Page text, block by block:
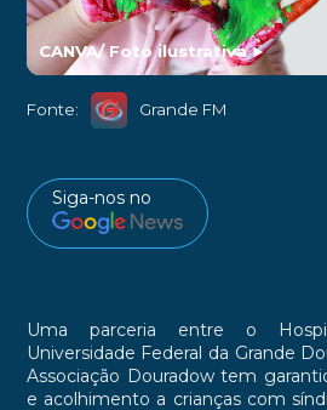
CANVA/ Foto ilustrativa►
Fonte: Grande FM
Siga-nos no
Uma parceria entre o
Universidade Federal da Grande
Associação Douradow tem
e acolhimento a crianças com